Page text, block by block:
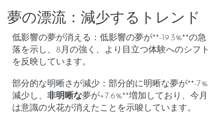
夢の漂流：減少するトレンド
低影響の夢が消える ： 低影響の夢が**-19.3%**の急
落を示し、8月の強く、より目立つ体験へのシフト
を反映しています。
部分的な明晰さが減少 ： 部分的に明晰な夢が**-7%
減少し、 非明晰な夢が+7.6%**増加しており、今月
は意識の火花が消えたことを示唆しています。